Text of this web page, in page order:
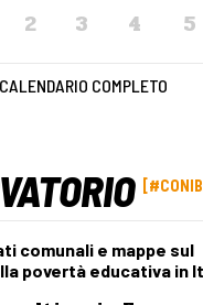
2 3 4 5
CALENDARIO COMPLETO
comunali e mappe sul
povertà educativa in